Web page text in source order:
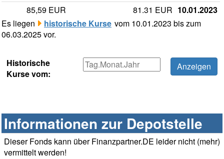
85,59 EUR
81.31 EUR 10.01.2023
Es liegen
historische Kurse vom 10.01.2023 bis zum
06.03.2025 vor.
Historische
Kurse vom:
Informationen zur Depotstelle
Dieser Fonds kann über Finanzpartner.DE leider nicht (mehr)
vermittelt werden!